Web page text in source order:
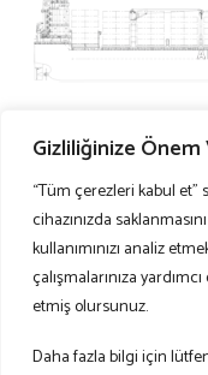
Gizliliğinize
“Tüm çerezleri kabul et”
cihazınızda
kullanımınızı analiz
çalışmalarınıza
etmiş olursunuz.
Daha fazla bilgi için